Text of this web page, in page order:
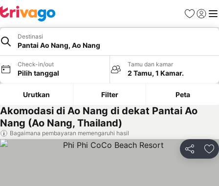
FavoritLogin
Destinasi
Pantai Ao Nang, Ao Nang
Check-in/out
Pilih tanggal
Tamu dan kamar
2 Tamu, 1 Kamar.
Urutkan Filter Peta
Akomodasi di Ao Nang di dekat Pantai Ao
Nang (Ao Nang, Thailand)
Bagaimana pembayaran memengaruhi hasil
Bagikan